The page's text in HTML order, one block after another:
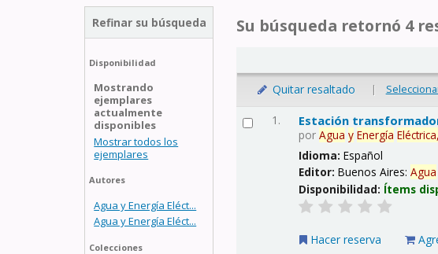
Refinar su búsqueda
Disponibilidad
Mostrando
ejemplares
actualmente
disponibles
Mostrar todos los
ejemplares
Autores
Agua y Energía Eléct...
Agua y Energía Eléct...
Colecciones
Su búsqueda retornó 4
Quitar resaltado |
1. Estación
porAgua y Energía Eléctrica,
Idioma:Español
Editor:Buenos Aires:Agua
Disponibilidad: Ítems
Hacer reserva